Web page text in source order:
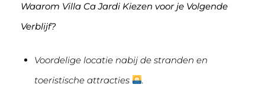
Waarom Villa Ca Jardi Kiezen voor je Volgende
Verblijf?
Voordelige locatie nabij de stranden en
toeristische attracties
.